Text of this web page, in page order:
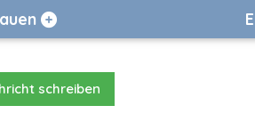
schreiben